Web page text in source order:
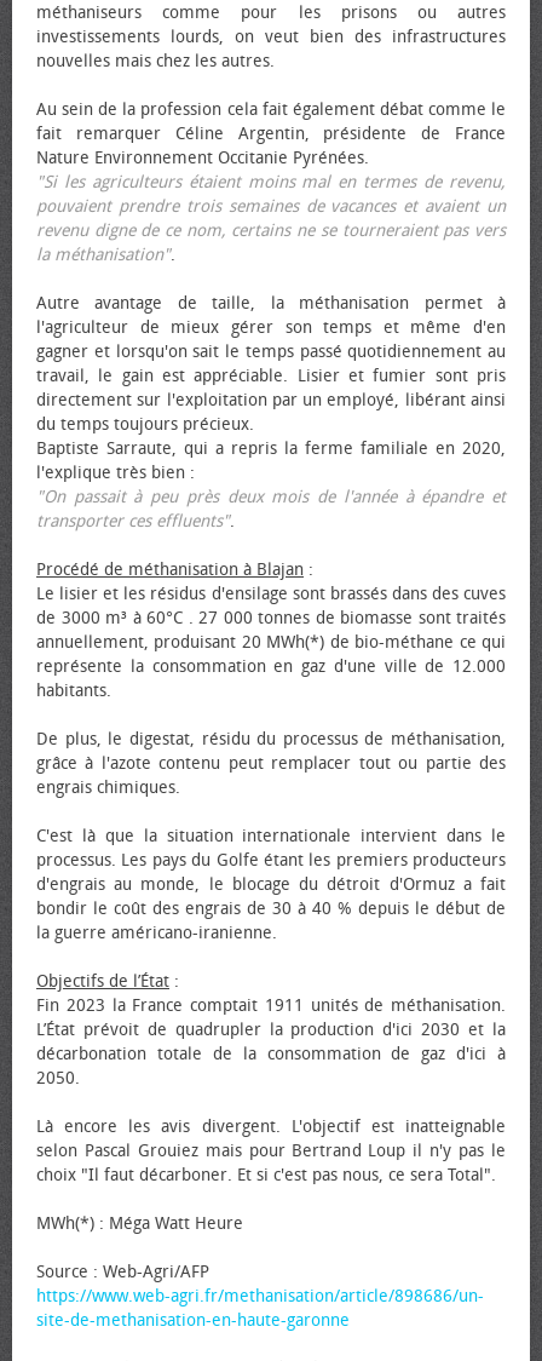
méthaniseurs comme pour les prisons ou autres
investissements lourds, on veut bien des infrastructures
nouvelles mais chez les autres.
Au sein de la profession cela fait également débat comme le
fait remarquer Céline Argentin, présidente de France
Nature Environnement Occitanie Pyrénées.
"Si les agriculteurs étaient moins mal en termes de revenu,
pouvaient prendre trois semaines de vacances et avaient un
revenu digne de ce nom, certains ne se tourneraient pas vers
la méthanisation".
Autre avantage de taille, la méthanisation permet à
l'agriculteur de mieux gérer son temps et même d'en
gagner et lorsqu'on sait le temps passé quotidiennement au
travail, le gain est appréciable. Lisier et fumier sont pris
directement sur l'exploitation par un employé, libérant ainsi
du temps toujours précieux.
Baptiste Sarraute, qui a repris la ferme familiale en 2020,
l'explique très bien :
"On passait à peu près deux mois de l'année à épandre et
transporter ces effluents".
Procédé de méthanisation à Blajan :
Le lisier et les résidus d'ensilage sont brassés dans des cuves
de 3000 m³ à 60°C . 27 000 tonnes de biomasse sont traités
annuellement, produisant 20 MWh(*) de bio-méthane ce qui
représente la consommation en gaz d'une ville de 12.000
habitants.
De plus, le digestat, résidu du processus de méthanisation,
grâce à l'azote contenu peut remplacer tout ou partie des
engrais chimiques.
C'est là que la situation internationale intervient dans le
processus. Les pays du Golfe étant les premiers producteurs
d'engrais au monde, le blocage du détroit d'Ormuz a fait
bondir le coût des engrais de 30 à 40 % depuis le début de
la guerre américano-iranienne.
Objectifs de l’État :
Fin 2023 la France comptait 1911 unités de méthanisation.
L’État prévoit de quadrupler la production d'ici 2030 et la
décarbonation totale de la consommation de gaz d'ici à
2050.
Là encore les avis divergent. L'objectif est inatteignable
selon Pascal Grouiez mais pour Bertrand Loup il n'y pas le
choix "Il faut décarboner. Et si c'est pas nous, ce sera Total".
MWh(*) : Méga Watt Heure
Source : Web-Agri/AFP
https://www.web-agri.fr/methanisation/article/898686/un-
site-de-methanisation-en-haute-garonne